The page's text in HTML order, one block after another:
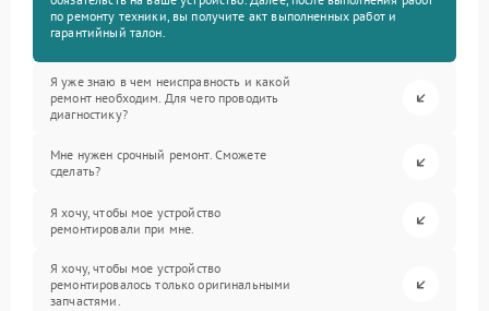
по ремонту техники, вы получите акт выполненных работ и
гарантийный талон.
Я уже знаю в чем неисправность и какой
ремонт необходим. Для чего проводить
диагностику?
Мне нужен срочный ремонт. Сможете
сделать?
Я хочу, чтобы мое устройство
ремонтировали при мне.
Я хочу, чтобы мое устройство
ремонтировалось только оригинальными
запчастями.